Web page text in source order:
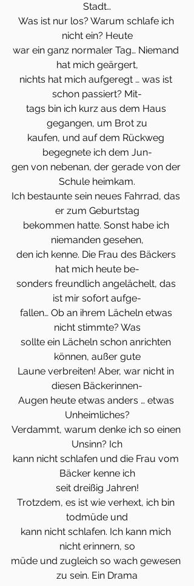
Stadt…
Was ist nur los? Warum schlafe ich
nicht ein? Heute
war ein ganz normaler Tag… Niemand
hat mich geärgert,
nichts hat mich aufgeregt … was ist
schon passiert? Mit-
tags bin ich kurz aus dem Haus
gegangen, um Brot zu
kaufen, und auf dem Rückweg
begegnete ich dem Jun-
gen von nebenan, der gerade von der
Schule heimkam.
Ich bestaunte sein neues Fahrrad, das
er zum Geburtstag
bekommen hatte. Sonst habe ich
niemanden gesehen,
den ich kenne. Die Frau des Bäckers
hat mich heute be-
sonders freundlich angelächelt, das
ist mir sofort aufge-
fallen… Ob an ihrem Lächeln etwas
nicht stimmte? Was
sollte ein Lächeln schon anrichten
können, außer gute
Laune verbreiten! Aber, war nicht in
diesen Bäckerinnen-
Augen heute etwas anders … etwas
Unheimliches?
Verdammt, warum denke ich so einen
Unsinn? Ich
kann nicht schlafen und die Frau vom
Bäcker kenne ich
seit dreißig Jahren!
Trotzdem, es ist wie verhext, ich bin
todmüde und
kann nicht schlafen. Ich kann mich
nicht erinnern, so
müde und zugleich so wach gewesen
zu sein. Ein Drama